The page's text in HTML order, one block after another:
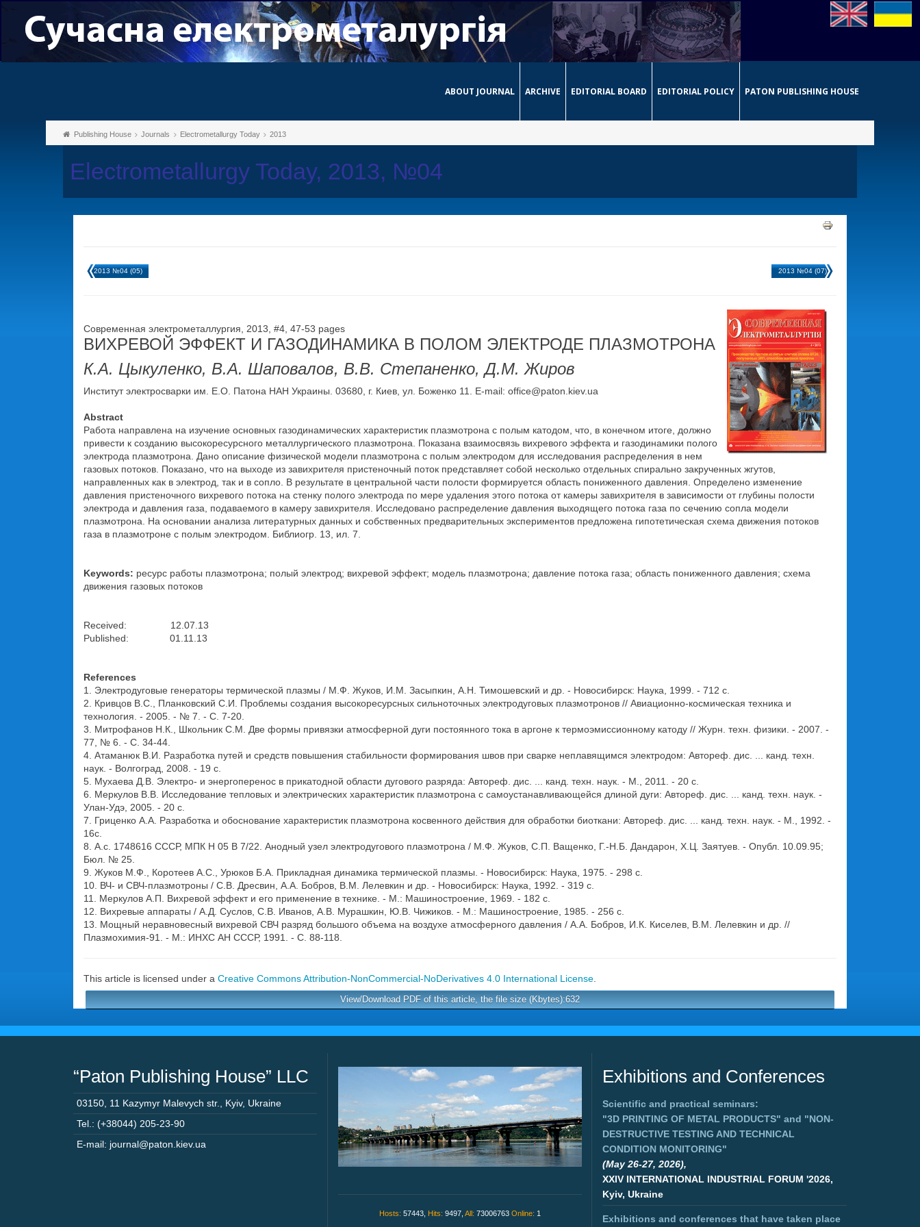
ABOUT JOURNAL ARCHIVE EDITORIAL BOARD EDITORIAL POLICY PATON PUBLISHING HOUSE
Publishing House Journals Electrometallurgy Today 2013
Electrometallurgy Today, 2013, №04
2013 №04 (05) 2013 №04 (07)
Современная электрометаллургия, 2013, #4, 47-53 pages
ВИХРЕВОЙ ЭФФЕКТ И ГАЗОДИНАМИКА В ПОЛОМ ЭЛЕКТРОДЕ ПЛАЗМОТРОНА
К.А. Цыкуленко, В.А. Шаповалов, В.В. Степаненко, Д.М. Жиров
Институт электросварки им. Е.О. Патона НАН Украины. 03680, г. Киев, ул. Боженко 11. E-mail: office@paton.kiev.ua
Abstract
Работа направлена на изучение основных газодинамических характеристик плазмотрона с полым катодом, что, в конечном итоге, должно
привести к созданию высокоресурсного металлургического плазмотрона. Показана взаимосвязь вихревого эффекта и газодинамики полого
электрода плазмотрона. Дано описание физической модели плазмотрона с полым электродом для исследования распределения в нем
газовых потоков. Показано, что на выходе из завихрителя пристеночный поток представляет собой несколько отдельных спирально закрученных жгутов,
направленных как в электрод, так и в сопло. В результате в центральной части полости формируется область пониженного давления. Определено изменение
давления пристеночного вихревого потока на стенку полого электрода по мере удаления этого потока от камеры завихрителя в зависимости от глубины полости
электрода и давления газа, подаваемого в камеру завихрителя. Исследовано распределение давления выходящего потока газа по сечению сопла модели
плазмотрона. На основании анализа литературных данных и собственных предварительных экспериментов предложена гипотетическая схема движения потоков
газа в плазмотроне с полым электродом. Библиогр. 13, ил. 7.
Keywords: ресурс работы плазмотрона; полый электрод; вихревой эффект; модель плазмотрона; давление потока газа; область пониженного давления; схема
движения газовых потоков
Received: 12.07.13
Published: 01.11.13
References
1. Электродуговые генераторы термической плазмы / М.Ф. Жуков, И.М. Засыпкин, А.Н. Тимошевский и др. - Новосибирск: Наука, 1999. - 712 с.
2. Кривцов В.С., Планковский С.И. Проблемы создания высокоресурсных сильноточных электродуговых плазмотронов // Авиационно-космическая техника и
технология. - 2005. - № 7. - С. 7-20.
3. Митрофанов Н.К., Школьник С.М. Две формы привязки атмосферной дуги постоянного тока в аргоне к термоэмиссионному катоду // Журн. техн. физики. - 2007. -
77, № 6. - С. 34-44.
4. Атаманюк В.И. Разработка путей и средств повышения стабильности формирования швов при сварке неплавящимся электродом: Автореф. дис. ... канд. техн.
наук. - Волгоград, 2008. - 19 с.
5. Мухаева Д.В. Электро- и энергоперенос в прикатодной области дугового разряда: Автореф. дис. ... канд. техн. наук. - М., 2011. - 20 с.
6. Меркулов В.В. Исследование тепловых и электрических характеристик плазмотрона с самоустанавливающейся длиной дуги: Автореф. дис. ... канд. техн. наук. -
Улан-Удэ, 2005. - 20 с.
7. Гриценко А.А. Разработка и обоснование характеристик плазмотрона косвенного действия для обработки биоткани: Автореф. дис. ... канд. техн. наук. - М., 1992. -
16с.
8. А.с. 1748616 СССР, МПК Н 05 В 7/22. Анодный узел электродугового плазмотрона / М.Ф. Жуков, С.П. Ващенко, Г.-Н.Б. Дандарон, Х.Ц. Заятуев. - Опубл. 10.09.95;
Бюл. № 25.
9. Жуков М.Ф., Коротеев А.С., Урюков Б.А. Прикладная динамика термической плазмы. - Новосибирск: Наука, 1975. - 298 с.
10. ВЧ- и СВЧ-плазмотроны / С.В. Дресвин, А.А. Бобров, В.М. Лелевкин и др. - Новосибирск: Наука, 1992. - 319 с.
11. Меркулов А.П. Вихревой эффект и его применение в технике. - М.: Машиностроение, 1969. - 182 с.
12. Вихревые аппараты / А.Д. Суслов, С.В. Иванов, А.В. Мурашкин, Ю.В. Чижиков. - М.: Машиностроение, 1985. - 256 с.
13. Мощный неравновесный вихревой СВЧ разряд большого объема на воздухе атмосферного давления / А.А. Бобров, И.К. Киселев, В.М. Лелевкин и др. //
Плазмохимия-91. - М.: ИНХС АН СССР, 1991. - С. 88-118.
This article is licensed under a Creative Commons Attribution-NonCommercial-NoDerivatives 4.0 International License
View/Download PDF of this article, the file size (Kbytes):632
“Paton Publishing House” LLC
03150 11 Kazymyr Malevych str. Kyiv, Ukraine
Tel.: (+38044) 205-23-90
E-mail: journal@paton.kiev.ua
Hosts: 57443, Hits: 9497, All: 73006763 Online: 1
Exhibitions and Conferences
Scientific and practical seminars:
"3D PRINTING OF METAL PRODUCTS" and "NON-
DESTRUCTIVE TESTING AND TECHNICAL
CONDITION MONITORING"
(May 26-27, 2026),
XXIV INTERNATIONAL INDUSTRIAL FORUM '2026,
Kyiv, Ukraine
Exhibitions and conferences that have taken place